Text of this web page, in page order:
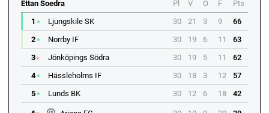
Ettan Soedra
Pl V O F
Pts
1
Ljungskile SK 30 21 3 9
66
2
Norrby IF 30 19 6 11
63
3
Jönköpings Södra 30 19 5 11
62
4
Hässleholms IF 30 18 3 12
57
5
Lunds BK 30 12 6 18 42